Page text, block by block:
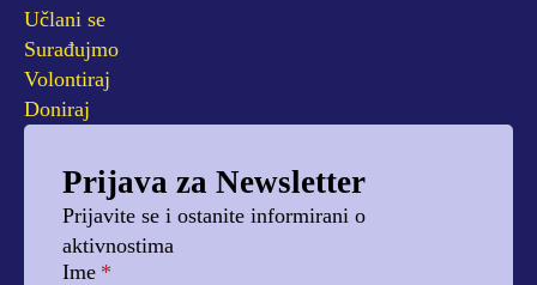
Učlani se
Surađujmo
Volontiraj
Doniraj
Prijava za Newsletter
Prijavite se i ostanite informirani o
aktivnostima
Ime *